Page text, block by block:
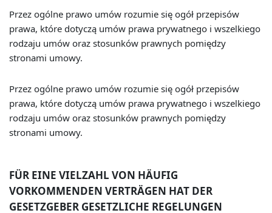
Przez ogólne prawo umów rozumie się ogół przepisów
prawa, które dotyczą umów prawa prywatnego i wszelkiego
rodzaju umów oraz stosunków prawnych pomiędzy
stronami umowy.
Przez ogólne prawo umów rozumie się ogół przepisów
prawa, które dotyczą umów prawa prywatnego i wszelkiego
rodzaju umów oraz stosunków prawnych pomiędzy
stronami umowy.
FÜR EINE VIELZAHL VON HÄUFIG
VORKOMMENDEN VERTRÄGEN HAT DER
GESETZGEBER GESETZLICHE REGELUNGEN